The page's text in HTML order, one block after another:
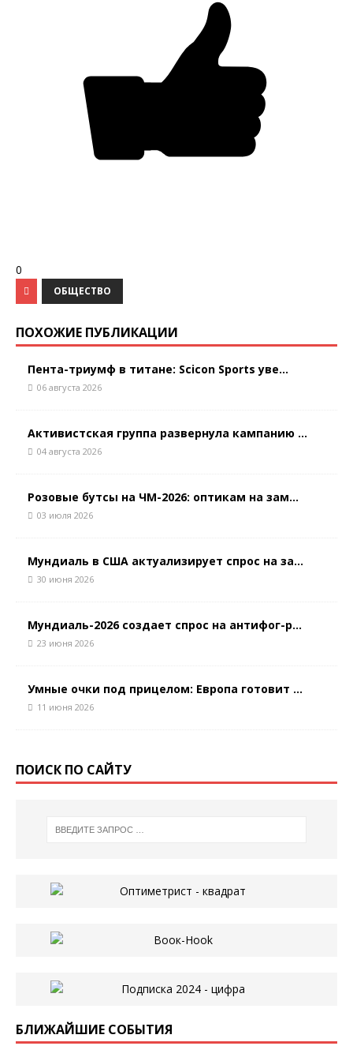
0
ОБЩЕСТВО
ПОХОЖИЕ ПУБЛИКАЦИИ
Пента-триумф в титане: Scicon Sports уве...
06 августа 2026
Активистская группа развернула кампанию ...
04 августа 2026
Розовые бутсы на ЧМ-2026: оптикам на зам...
03 июля 2026
Мундиаль в США актуализирует спрос на за...
30 июня 2026
Мундиаль-2026 создает спрос на антифог-р...
23 июня 2026
Умные очки под прицелом: Европа готовит ...
11 июня 2026
ПОИСК ПО САЙТУ
БЛИЖАЙШИЕ СОБЫТИЯ